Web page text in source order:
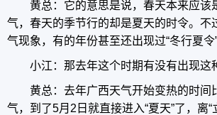
黄总：它的意思是说，春天本来应
气，春天的季节行的却是夏天的时令。
气现象，有的年份甚至还出现过“冬行夏令
小江：那去年这个时期有没有出现这
黄总：去年广西天气开始变热的时间
气，到了5月2日就直接进入“夏天”了，离“